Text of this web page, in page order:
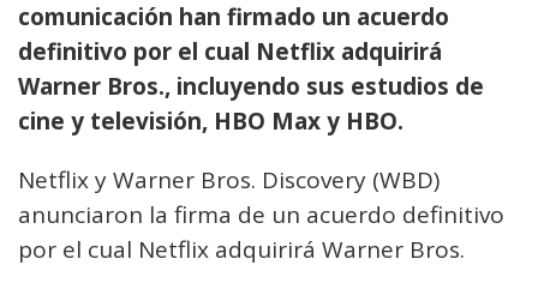
comunicación han firmado un acuerdo
definitivo por el cual Netflix adquirirá
Warner Bros., incluyendo sus estudios de
cine y televisión, HBO Max y HBO.
Netflix y Warner Bros. Discovery (WBD)
anunciaron la firma de un acuerdo definitivo
por el cual Netflix adquirirá Warner Bros.